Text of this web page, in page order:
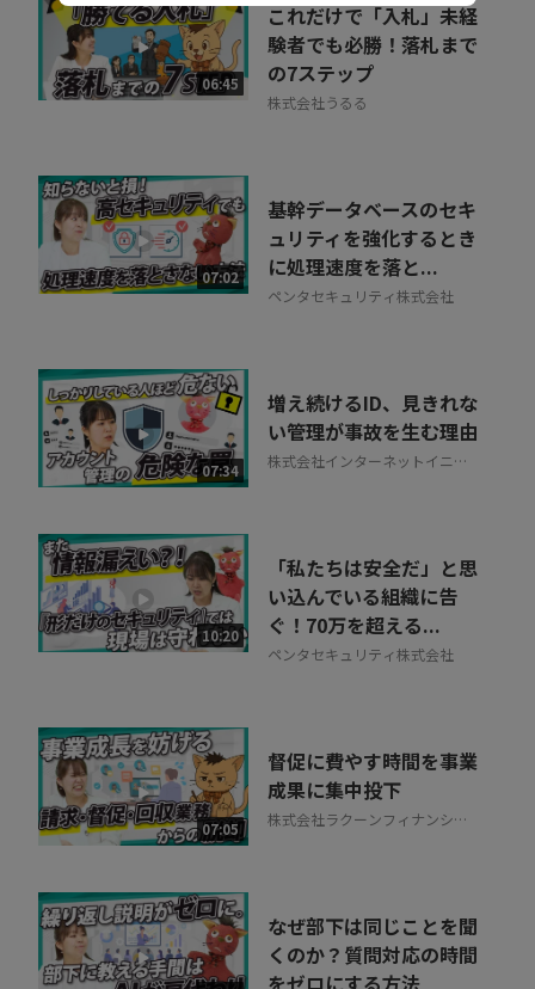
06:45
これだけで「入札」未経
験者でも必勝！落札まで
の7ステップ
株式会社うるる
07:02
基幹データベースのセキ
ュリティを強化するとき
に処理速度を落と...
ペンタセキュリティ株式会社
07:34
増え続けるID、見きれな
い管理が事故を生む理由
株式会社インターネットイニシ
10:20
「私たちは安全だ」と思
い込んでいる組織に告
ぐ！70万を超える...
ペンタセキュリティ株式会社
07:05
督促に費やす時間を事業
成果に集中投下
株式会社ラクーンフィナンシャ
なぜ部下は同じことを聞
くのか？質問対応の時間
をゼロにする方法